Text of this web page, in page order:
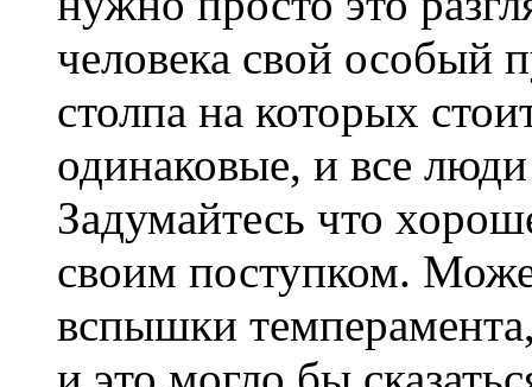
человека свой особый
столпа на которых
одинаковые, и все
Задумайтесь что
своим поступком.
вспышки